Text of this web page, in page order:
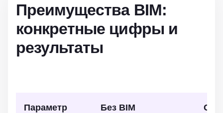
Преимущества BIM:
конкретные цифры и
результаты
Параметр Без BIM С